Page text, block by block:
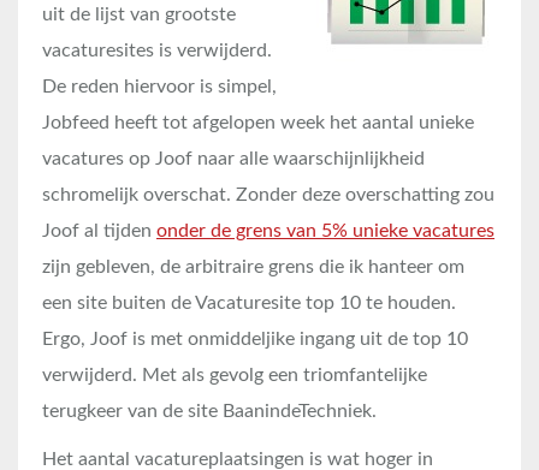
uit de lijst van grootste
vacaturesites is verwijderd.
De reden hiervoor is simpel,
Jobfeed heeft tot afgelopen week het aantal unieke
vacatures op Joof naar alle waarschijnlijkheid
schromelijk overschat. Zonder deze overschatting zou
Joof al tijden onder de grens van 5% unieke vacatures
zijn gebleven, de arbitraire grens die ik hanteer om
een site buiten de Vacaturesite top 10 te houden.
Ergo, Joof is met onmiddeljike ingang uit de top 10
verwijderd. Met als gevolg een triomfantelijke
terugkeer van de site BaanindeTechniek.
Het aantal vacatureplaatsingen is wat hoger in